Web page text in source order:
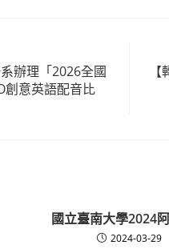
辦理「2026全國
創意英語配音比
國立臺南大學2024
2024-03-29